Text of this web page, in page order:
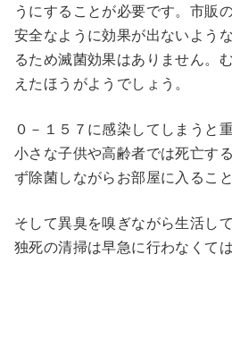
うにすることが必要です。市販
安全なように効果が出ないよう
るため滅菌効果はありません。
えたほうがようでしょう。
０－１５７に感染してしまうと
小さな子供や高齢者では死亡す
ず除菌しながらお部屋に入るこ
そして異臭を嗅ぎながら生活し
独死の清掃は早急に行わなくては